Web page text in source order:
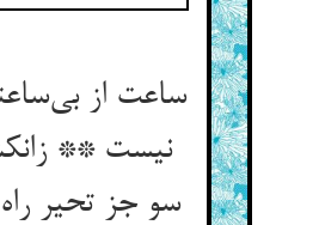
ساعت از
نیست **
سو جز تحیر